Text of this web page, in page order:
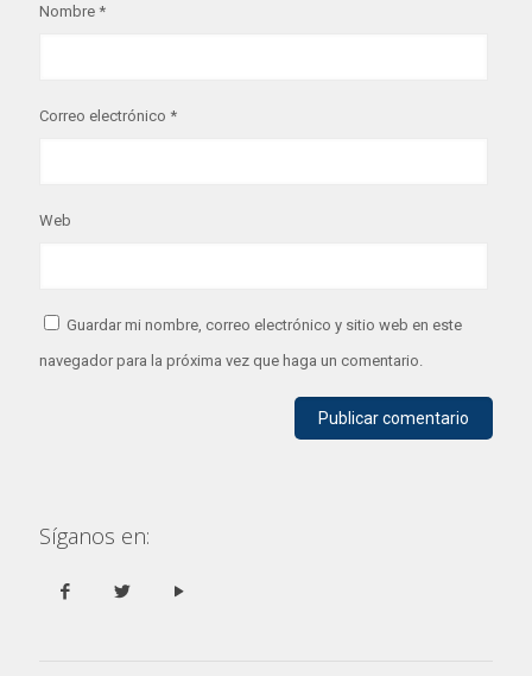
Nombre *
Correo electrónico *
Web
Guardar mi nombre, correo electrónico y sitio web en este
navegador para la próxima vez que haga un comentario.
Síganos en: